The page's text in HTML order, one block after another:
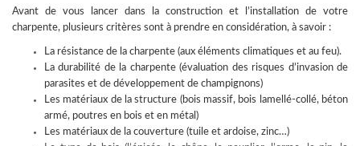
Avant de vous lancer dans la construction et l’installation de votre
charpente, plusieurs critères sont à prendre en considération, à savoir :
La résistance de la charpente (aux éléments climatiques et au feu).
La durabilité de la charpente (évaluation des risques d’invasion de
parasites et de développement de champignons)
Les matériaux de la structure (bois massif, bois lamellé-collé, béton
armé, poutres en bois et en métal)
Les matériaux de la couverture (tuile et ardoise, zinc…)